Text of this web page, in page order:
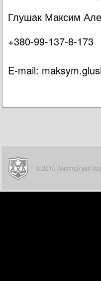
Глушак Максим
+380-99-137-8-173
E-mail:
© 2010 Аматорская